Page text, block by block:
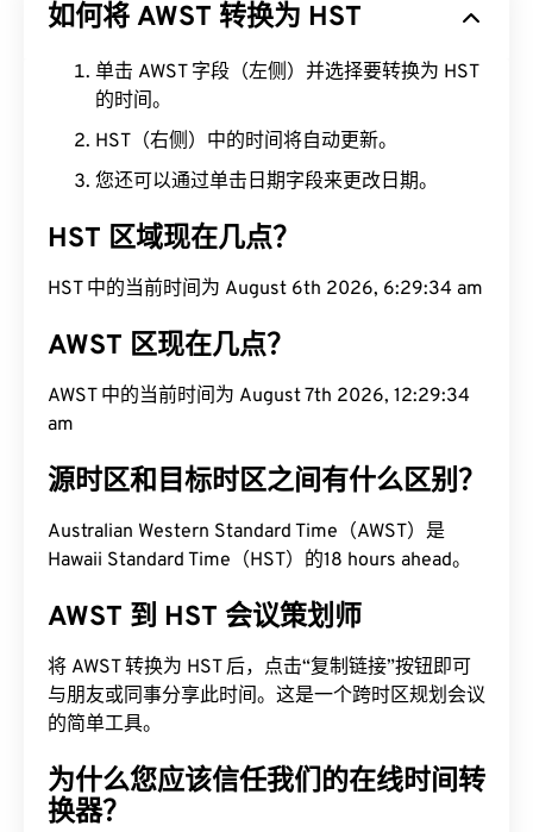
如何将 AWST 转换为 HST
单击 AWST 字段（左侧）并选择要转换为 HST
的时间。
HST（右侧）中的时间将自动更新。
您还可以通过单击日期字段来更改日期。
HST 区域现在几点？
HST 中的当前时间为 August 6th 2026, 6:29:35 am
AWST 区现在几点？
AWST 中的当前时间为 August 7th 2026, 12:29:35
am
源时区和目标时区之间有什么区别？
Australian Western Standard Time（AWST）是
Hawaii Standard Time（HST）的18 hours ahead。
AWST 到 HST 会议策划师
将 AWST 转换为 HST 后，点击“复制链接”按钮即可
与朋友或同事分享此时间。这是一个跨时区规划会议
的简单工具。
为什么您应该信任我们的在线时间转
换器？